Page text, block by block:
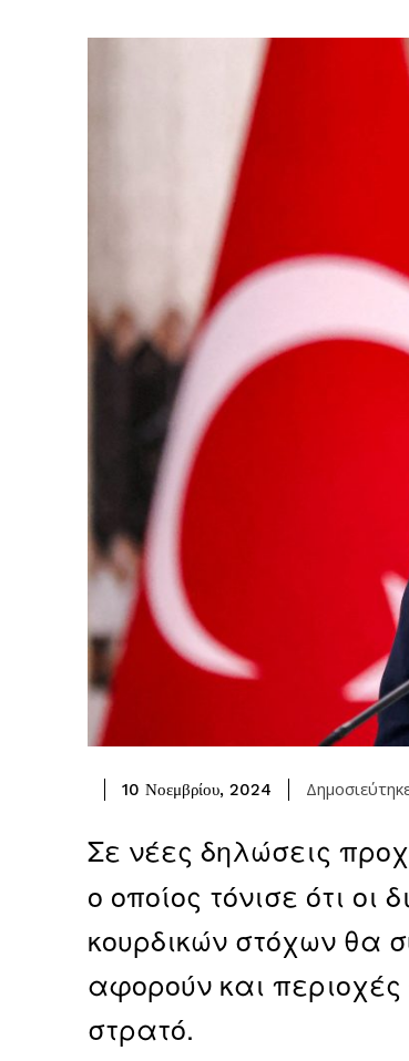
10 Νοεμβρίου, 2024
Σε νέες δηλώσεις
ο οποίος τόνισε ότι οι
κουρδικών στόχων θα
αφορούν και
στρατό.